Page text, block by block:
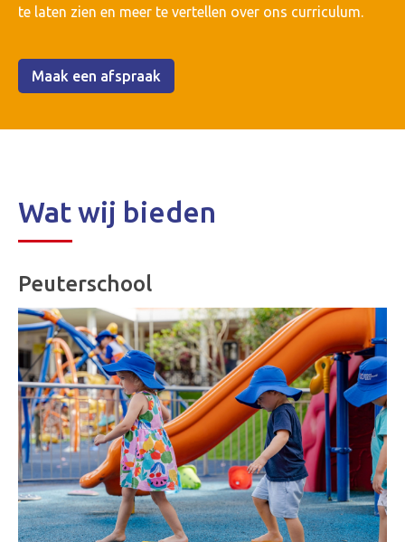
te laten zien en meer te vertellen over ons curriculum.
Maak een afspraak
Wat wij bieden
Peuterschool